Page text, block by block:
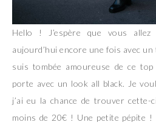
Hello ! J’espère que vous
aujourd’hui encore une fois avec
suis tombée amoureuse de ce
porte avec un look all black. Je
j’ai eu la chance de trouver cette-
moins de 20€ ! Une petite pépite !